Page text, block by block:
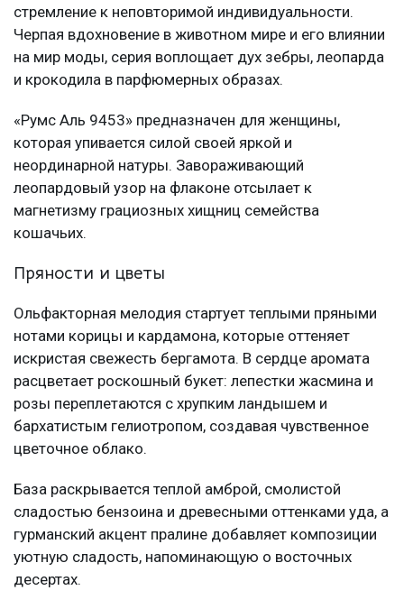
стремление к неповторимой индивидуальности.
Черпая вдохновение в животном мире и его влиянии
на мир моды, серия воплощает дух зебры, леопарда
и крокодила в парфюмерных образах.
«Румс Аль 9453» предназначен для женщины,
которая упивается силой своей яркой и
неординарной натуры. Завораживающий
леопардовый узор на флаконе отсылает к
магнетизму грациозных хищниц семейства
кошачьих.
Пряности и цветы
Ольфакторная мелодия стартует теплыми пряными
нотами корицы и кардамона, которые оттеняет
искристая свежесть бергамота. В сердце аромата
расцветает роскошный букет: лепестки жасмина и
розы переплетаются с хрупким ландышем и
бархатистым гелиотропом, создавая чувственное
цветочное облако.
База раскрывается теплой амброй, смолистой
сладостью бензоина и древесными оттенками уда, а
гурманский акцент пралине добавляет композиции
уютную сладость, напоминающую о восточных
десертах.